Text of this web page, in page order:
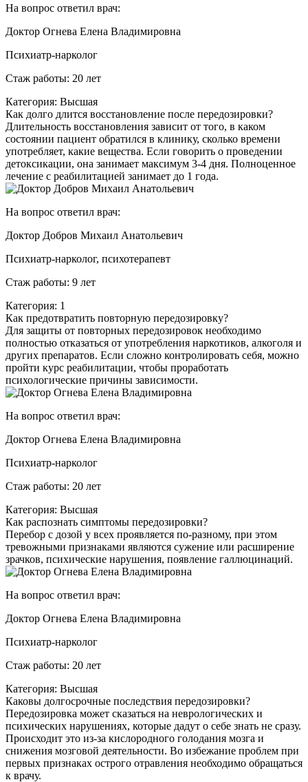
На вопрос ответил врач:
Доктор Огнева Елена Владимировна
Психиатр-нарколог
Стаж работы: 20 лет
Категория: Высшая
Как долго длится восстановление после передозировки?
Длительность восстановления зависит от того, в каком
состоянии пациент обратился в клинику, сколько времени
употребляет, какие вещества. Если говорить о проведении
детоксикации, она занимает максимум 3-4 дня. Полноценное
лечение с реабилитацией занимает до 1 года.
На вопрос ответил врач:
Доктор Добров Михаил Анатольевич
Психиатр-нарколог, психотерапевт
Стаж работы: 9 лет
Категория: 1
Как предотвратить повторную передозировку?
Для защиты от повторных передозировок необходимо
полностью отказаться от употребления наркотиков, алкоголя и
других препаратов. Если сложно контролировать себя, можно
пройти курс реабилитации, чтобы проработать
психологические причины зависимости.
На вопрос ответил врач:
Доктор Огнева Елена Владимировна
Психиатр-нарколог
Стаж работы: 20 лет
Категория: Высшая
Как распознать симптомы передозировки?
Перебор с дозой у всех проявляется по-разному, при этом
тревожными признаками являются сужение или расширение
зрачков, психические нарушения, появление галлюцинаций.
На вопрос ответил врач:
Доктор Огнева Елена Владимировна
Психиатр-нарколог
Стаж работы: 20 лет
Категория: Высшая
Каковы долгосрочные последствия передозировки?
Передозировка может сказаться на неврологических и
психических нарушениях, которые дадут о себе знать не сразу.
Происходит это из-за кислородного голодания мозга и
снижения мозговой деятельности. Во избежание проблем при
первых признаках острого отравления необходимо обращаться
к врачу.